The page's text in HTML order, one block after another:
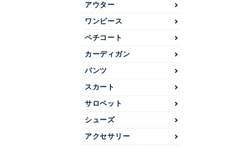
アウター
ワンピース
ペチコート
カーディガン
パンツ
スカート
サロペット
シューズ
アクセサリー